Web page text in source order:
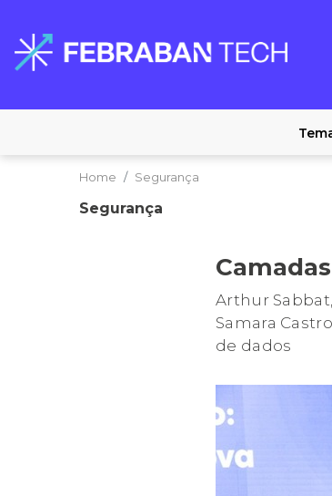
Home Segurança
Segurança
Arthur
Samara
de dados